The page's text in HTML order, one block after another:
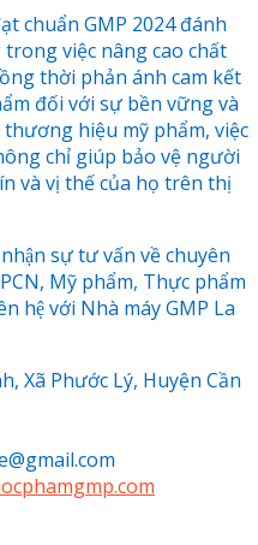
chuẩn GMP 2024 đánh
việc nâng cao chất
thời phản ánh cam kết
đối với sự bền vững và
hiệu mỹ phẩm, việc
chỉ giúp bảo vệ người
và vị thế của họ trên thị
sự tư vấn về chuyên
Mỹ phẩm, Thực phẩm
hệ với Nhà máy GMP La
Xã Phước Lý, Huyện Cần